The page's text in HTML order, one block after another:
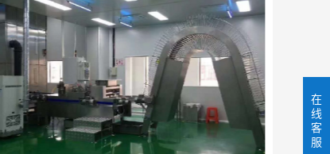
在
线
客
服